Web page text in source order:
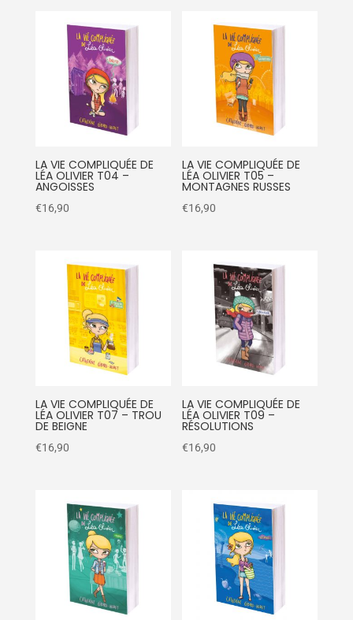
LA VIE COMPLIQUÉE DE
LÉA OLIVIER T04 –
ANGOISSES
€16,90
LA VIE COMPLIQUÉE DE
LÉA OLIVIER T05 –
MONTAGNES RUSSES
€16,90
LA VIE COMPLIQUÉE DE
LÉA OLIVIER T07 – TROU
DE BEIGNE
€16,90
LA VIE COMPLIQUÉE DE
LÉA OLIVIER T09 –
RÉSOLUTIONS
€16,90